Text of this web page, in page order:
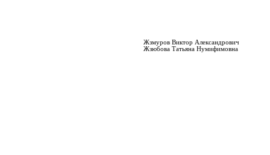
Жзмуров Виктор Александрович
Жзюбова Татьяна Нумифимовна